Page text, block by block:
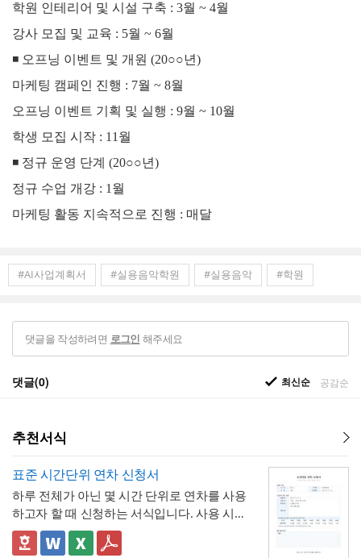
학원 인테리어 및 시설 구축 : 3월 ~ 4월
강사 모집 및 교육 : 5월 ~ 6월
◾ 오프닝 이벤트 및 개원 (20○○년)
마케팅 캠페인 진행 : 7월 ~ 8월
오프닝 이벤트 기획 및 실행 : 9월 ~ 10월
학생 모집 시작 : 11월
◾ 정규 운영 단계 (20○○년)
정규 수업 개강 : 1월
마케팅 활동 지속적으로 진행 : 매달
#AI사업계획서 #실용음악학원 #실용음악 #학원
댓글을 작성하려면 로그인 해주세요
댓글(0) 최신순 공감순
추천서식
표준 시간단위 연차 신청서
하루 전체가 아닌 몇 시간 단위로 연차를 사용
하고자 할 때 신청하는 서식입니다. 사용 시간
을 연차 일수로 환산하는 기준표를 계약서 자
체에 포함하고 있어, 신청자와 승인자 모두 몇
✅ 이 서식의 구성 특징